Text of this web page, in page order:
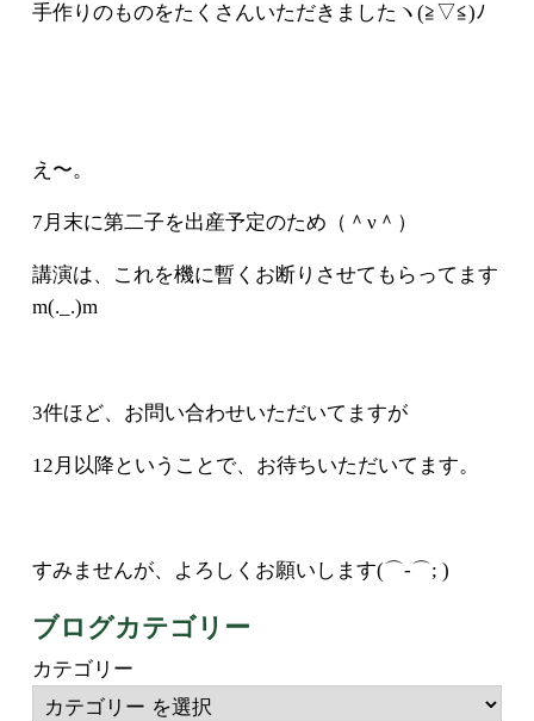
手作りのものをたくさんいただきましたヽ(≧▽≦)ﾉ
え〜。
7月末に第二子を出産予定のため（＾ν＾）
講演は、これを機に暫くお断りさせてもらってます
m(._.)m
3件ほど、お問い合わせいただいてますが
12月以降ということで、お待ちいただいてます。
すみませんが、よろしくお願いします(⌒-⌒; )
ブログカテゴリー
カテゴリー